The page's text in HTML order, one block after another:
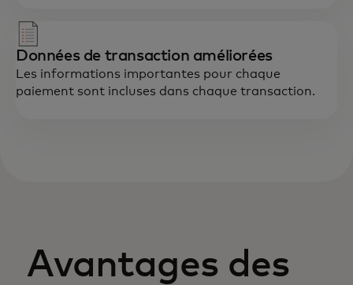
Données de transaction améliorées
Les informations importantes pour chaque
paiement sont incluses dans chaque transaction.
Avantages des